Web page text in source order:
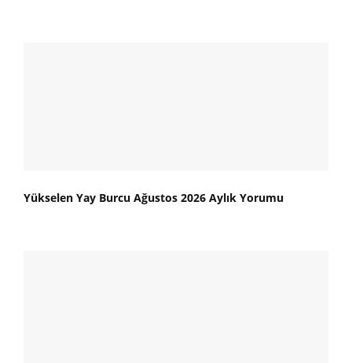
Yükselen Yay Burcu Ağustos 2026 Aylık Yorumu